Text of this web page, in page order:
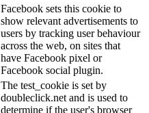
Facebook sets this cookie to
show relevant advertisements to
users by tracking user behaviour
across the web, on sites that
have Facebook pixel or
Facebook social plugin.
The test_cookie is set by
doubleclick.net and is used to
determine if the user's browser